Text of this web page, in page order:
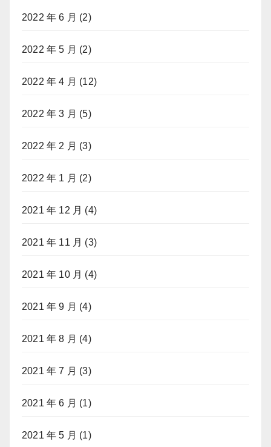
2022 年 6 月 (2)
2022 年 5 月 (2)
2022 年 4 月 (12)
2022 年 3 月 (5)
2022 年 2 月 (3)
2022 年 1 月 (2)
2021 年 12 月 (4)
2021 年 11 月 (3)
2021 年 10 月 (4)
2021 年 9 月 (4)
2021 年 8 月 (4)
2021 年 7 月 (3)
2021 年 6 月 (1)
2021 年 5 月 (1)